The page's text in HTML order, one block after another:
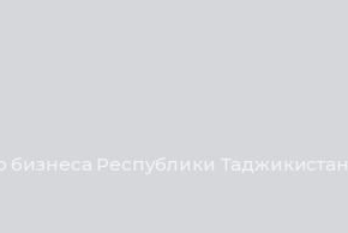
Республики Таджикистан